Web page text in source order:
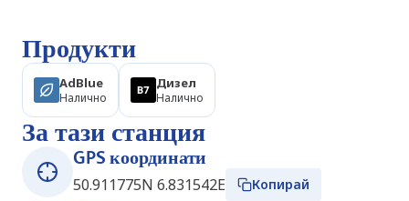
Продукти
AdBlue
Налично
Дизел
Налично
За тази станция
GPS координати
50.911775N 6.831542E
Копирай